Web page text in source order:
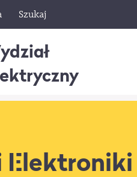
Szukaj
Elektroniki